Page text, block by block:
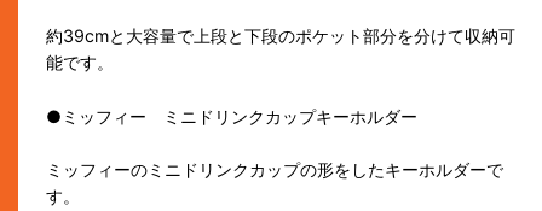
約39cmと大容量で上段と下段のポケット部分を分けて収納可
能です。
●ミッフィー ミニドリンクカップキーホルダー
ミッフィーのミニドリンクカップの形をしたキーホルダーで
す。